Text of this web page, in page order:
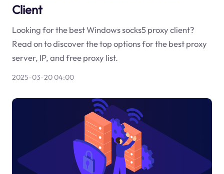
Client
Looking for the best Windows socks5 proxy client?
Read on to discover the top options for the best proxy
server, IP, and free proxy list.
2025-03-20 04:00